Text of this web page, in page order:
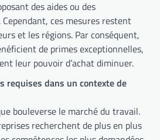
des aides ou des
ces mesures restent
et les régions. Par conséquent,
de primes exceptionnelles,
leur pouvoir d’achat diminuer.
requises dans un contexte de
bouleverse le marché du travail.
recherchent de plus en plus